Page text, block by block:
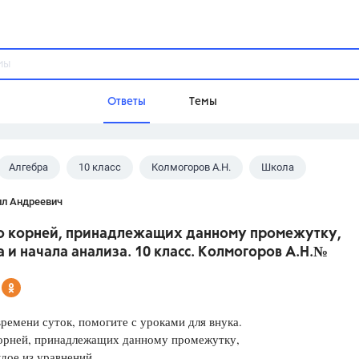
Ответы Темы
Домашнее задание
Школа
Разумовская М.М.,
Алгебра 10 класс Колмогоров А.Н. Школа
Андреевич
корней, принадлежащих данному промежутку,
и начала анализа. 10 класс. Колмогоров А.Н.№
суток, помогите с уроками для внука.
принадлежащих данному промежутку,